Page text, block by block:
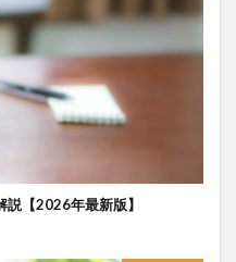
【2026年最新版】